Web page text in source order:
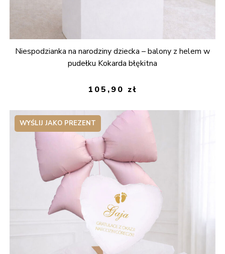
Niespodzianka na narodziny dziecka – balony z helem w
pudełku Kokarda błękitna
105,90 zł
WYŚLIJ JAKO PREZENT